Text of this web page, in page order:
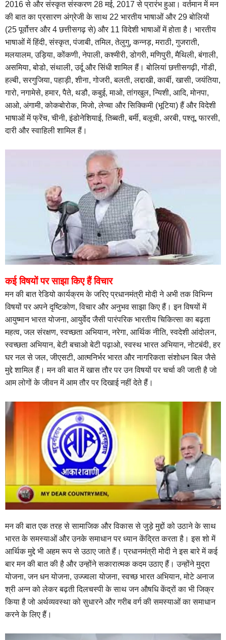
2016 से और संस्कृत संस्करण 28 मई, 2017 से प्रारंभ हुआ। वर्तमान में मन
की बात का प्रसारण अंग्रेजी के साथ 22 भारतीय भाषाओं और 29 बोलियों
(25 पूर्वोत्तर और 4 छत्तीसगढ़ से) और 11 विदेशी भाषाओं में होता है। भारतीय
भाषाओं में हिंदी, संस्कृत, पंजाबी, तमिल, तेलुगु, कन्नड़, मराठी, गुजराती,
मलयालम, उड़िया, कोंकणी, नेपाली, कश्मीरी, डोगरी, मणिपुरी, मैथिली, बंगाली,
असमिया, बोडो, संथाली, उर्दू और सिंधी शामिल हैं। बोलियां छत्तीसगढ़ी, गोंडी,
हल्बी, सरगुजिया, पहाड़ी, शीना, गोजरी, बलती, लद्दाखी, कार्बी, खासी, जयंतिया,
गारो, नगामेसे, हमार, पैते, थडौ, कबुई, माओ, तांगखुल, न्यिशी, आदि, मोनपा,
आओ, अंगामी, कोकबोरोक, मिजो, लेप्चा और सिक्किमी (भूटिया) हैं और विदेशी
भाषाओं में फ्रेंच, चीनी, इंडोनेशियाई, तिब्बती, बर्मी, बलूची, अरबी, पश्तू, फारसी,
दारी और स्वाहिली शामिल हैं।
कई विषयों पर साझा किए हैं विचार
मन की बात रेडियो कार्यक्रम के जरिए प्रधानमंत्री मोदी ने अभी तक विभिन्न
विषयों पर अपने दृष्टिकोण, विचार और अनुभव साझा किए हैं। इन विषयों में
आयुष्मान भारत योजना, आयुर्वेद जैसी पारंपरिक भारतीय चिकित्सा का बढ़ता
महत्व, जल संरक्षण, स्वच्छता अभियान, नरेगा, आर्थिक नीति, स्वदेशी आंदोलन,
स्वच्छता अभियान, बेटी बचाओ बेटी पढ़ाओ, स्वस्थ भारत अभियान, नोटबंदी, हर
घर नल से जल, जीएसटी, आत्मनिर्भर भारत और नागरिकता संशोधन बिल जैसे
मुद्दे शामिल हैं। मन की बात में खास तौर पर उन विषयों पर चर्चा की जाती है जो
आम लोगों के जीवन में आम तौर पर दिखाई नहीं देते हैं।
मन की बात एक तरह से सामाजिक और विकास से जुड़े मुद्दों को उठाने के साथ
भारत के समस्याओं और उनके समाधान पर ध्यान केंद्रित करता है। इस शो में
आर्थिक मुद्दे भी अहम रूप से उठाए जाते हैं। प्रधानमंत्री मोदी ने इस बारे में कई
बार मन की बात की है और उन्होंने सकारात्मक कदम उठाए हैं। उन्होंने मुद्रा
योजना, जन धन योजना, उज्ज्वला योजना, स्वच्छ भारत अभियान, मोटे अनाज
श्री अन्न को लेकर बढ़ती दिलचस्पी के साथ जन औषधि केंद्रों का भी जिक्र
किया है जो अर्थव्यवस्था को सुधारने और गरीब वर्ग की समस्याओं का समाधान
करने के लिए हैं।